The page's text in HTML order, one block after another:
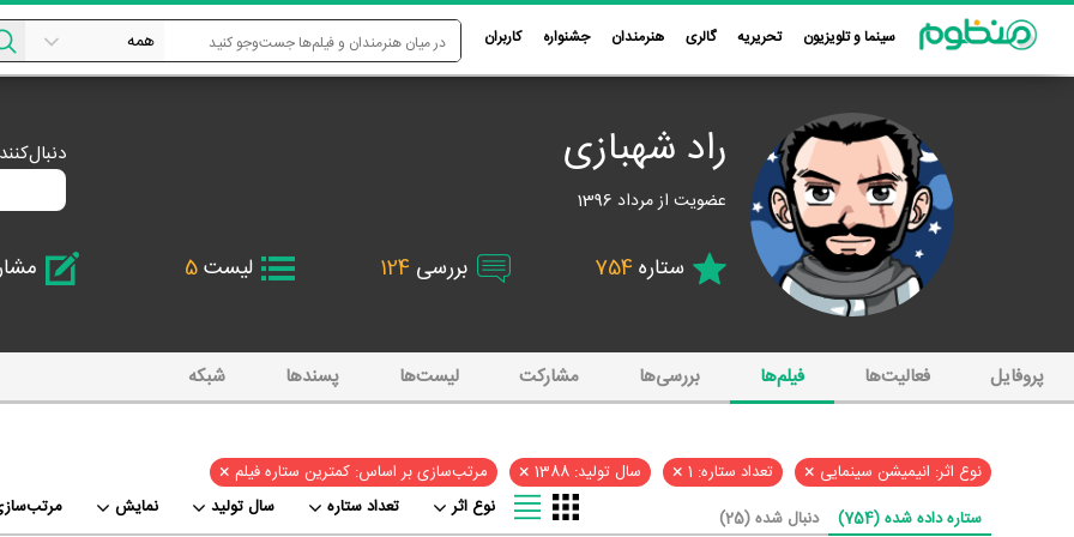
سینما و تلویزیون تحریریه گالری هنرمندان جشنواره کاربران
راد شهبازی
عضویت از مرداد 1396
ستاره 754 بررسی 124 لیست5
پروفایل فعالیت‌ها فیلم‌ها بررسی‌ها مشارکت لیست‌ها پسند‌ها شبکه
نوع اثر: انیمیشن سینمایی × تعداد ستاره: 1 × سال تولید: 1388 × مرتب‌سازی بر اساس: کمترین ستاره فیلم ×
ستاره داده شده (754) دنبال شده (25) نمایش سال تولید تعداد ستاره نوع اثر